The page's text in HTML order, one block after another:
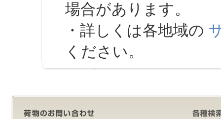
場合があります。
・詳しくは各地域の
ください。